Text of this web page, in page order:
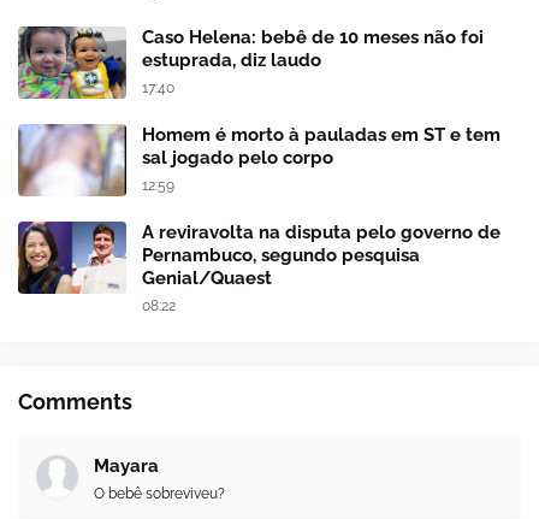
Caso Helena: bebê de 10 meses não foi
estuprada, diz laudo
17:40
Homem é morto à pauladas em ST e tem
sal jogado pelo corpo
12:59
A reviravolta na disputa pelo governo de
Pernambuco, segundo pesquisa
Genial/Quaest
08:22
Comments
Mayara
O bebê sobreviveu?